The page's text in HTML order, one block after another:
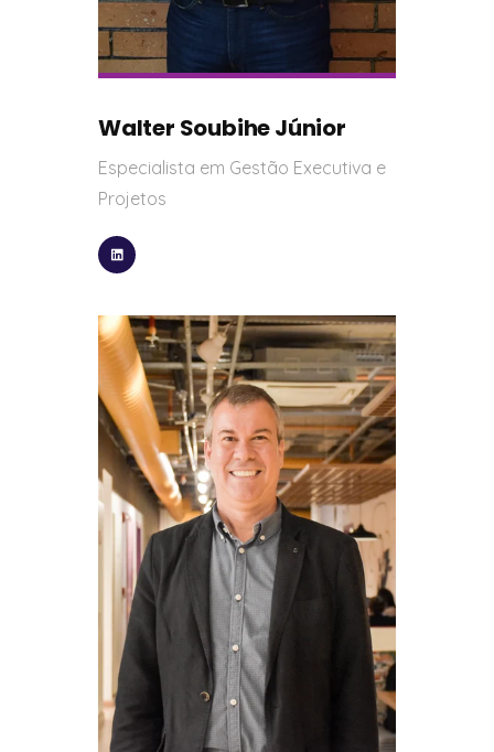
Walter Soubihe Júnior
Especialista em Gestão Executiva e
Projetos